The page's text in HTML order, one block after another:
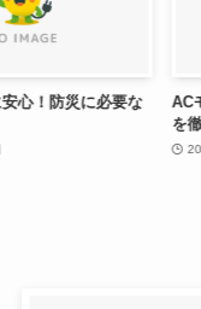
防災に必要な
ACモー
を徹底
2025